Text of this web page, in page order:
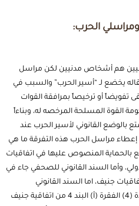
الحرب:
هم أشخاص مدنيين لكن مراسل
يخضع لـ “أسير الحرب” والسبب في
تفويضاً أو ترخيصاً بمرافقة القوات
المسلحة المرخصه له، وبناءاً
بالوضع القانوني لأسير الحرب عند
إعطاء مراسل الحرب هذه التفرقة ما هي
بالحماية المنصوص عليها في اتفاقيات
وأما السند القانوني للصحفي جاء في
لاتفاقيات جنيف، اما السند القانوني
بخصوص مراسل الحرب جاء في المادة (4) الفقرة (أ) البند 4 من اتفاقية جنيف